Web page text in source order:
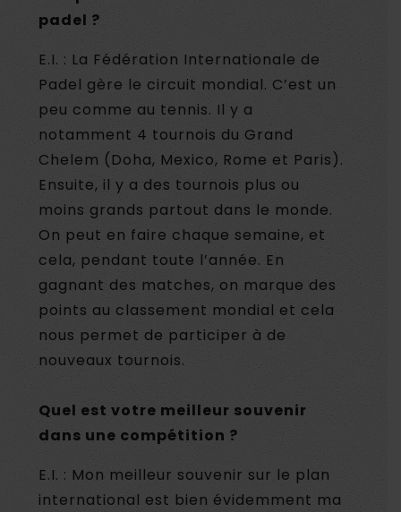
padel ?
E.I. : La Fédération Internationale de
Padel gère le circuit mondial. C’est un
peu comme au tennis. Il y a
notamment 4 tournois du Grand
Chelem (Doha, Mexico, Rome et Paris).
Ensuite, il y a des tournois plus ou
moins grands partout dans le monde.
On peut en faire chaque semaine, et
cela, pendant toute l’année. En
gagnant des matches, on marque des
points au classement mondial et cela
nous permet de participer à de
nouveaux tournois.
Quel est votre meilleur souvenir
dans une compétition ?
E.I. : Mon meilleur souvenir sur le plan
international est bien évidemment ma